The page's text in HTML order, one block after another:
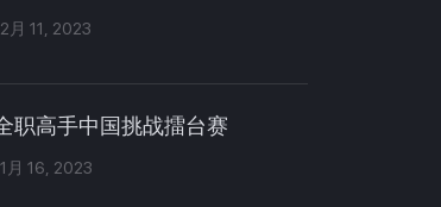
月 11, 2023
职高手中国挑战擂台赛
月 16, 2023